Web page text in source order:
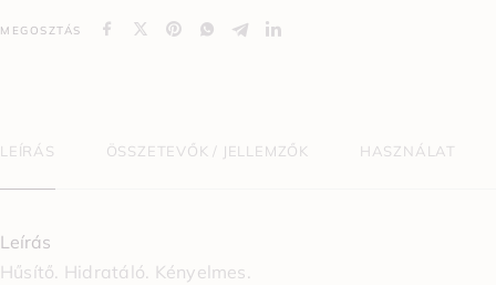
MEGOSZTÁS
LEÍRÁS ÖSSZETEVŐK / JELLEMZŐK HASZNÁLAT
Leírás
Hűsítő. Hidratáló. Kényelmes.